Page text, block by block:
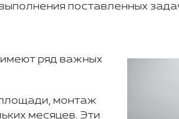
поставленных
ряд важных
монтаж
месяцев. Эти